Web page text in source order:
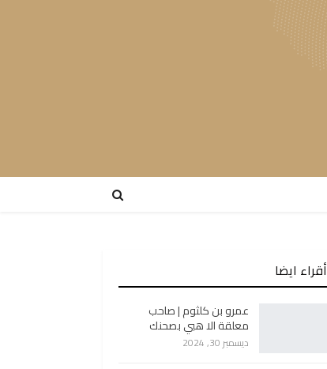
أقراء ايضا
عمرو بن كلثوم | صاحب
معلقة الا هبي بصحنك
ديسمبر 30, 2024